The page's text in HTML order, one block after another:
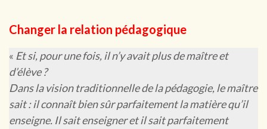
Changer la relation pédagogique
« Et si, pour une fois, il n’y avait plus de maître et
d’élève ?
Dans la vision traditionnelle de la pédagogie, le maître
sait : il connaît bien sûr parfaitement la matière qu’il
enseigne. Il sait enseigner et il sait parfaitement